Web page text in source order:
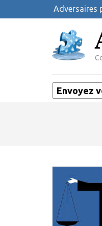
au
Adversaires
Envoyez